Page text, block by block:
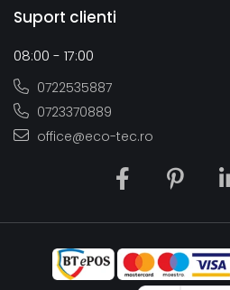
Suport clienti
08:00 - 17:00
0722535887
0723370889
office@eco-tec.ro